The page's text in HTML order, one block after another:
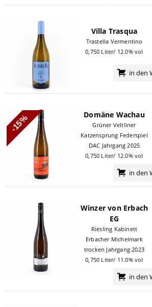
Villa Trasqua
Trastella Vermentino
0,750 Liter/ 12.0% vol
in den
-15% Domäne Wachau
Grüner Veltliner
Katzensprung Federspiel
DAC Jahrgang 2025
0,750 Liter/ 12.0% vol
in den
Winzer von Erbach
EG
Riesling Kabinett
Erbacher Michelmark
trocken Jahrgang 2023
0,750 Liter/ 11.0% vol
in den